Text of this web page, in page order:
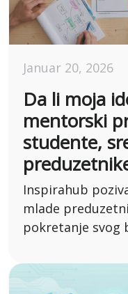
Januar 20, 2026
Da li moja
mentorski
studente,
Inspirahub
mlade
pokretanje svog